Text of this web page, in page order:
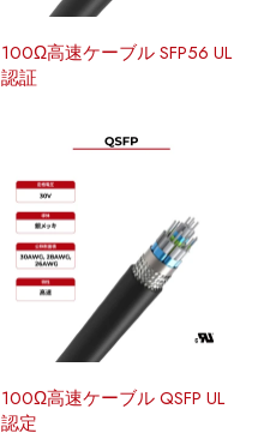
100Ω高速ケーブル SFP56 UL
認証
100Ω高速ケーブル QSFP UL
認定